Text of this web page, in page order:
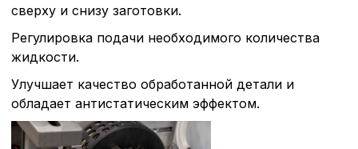
сверху и снизу заготовки.
Регулировка подачи необходимого количества
жидкости.
Улучшает качество обработанной детали и
обладает антистатическим эффектом.